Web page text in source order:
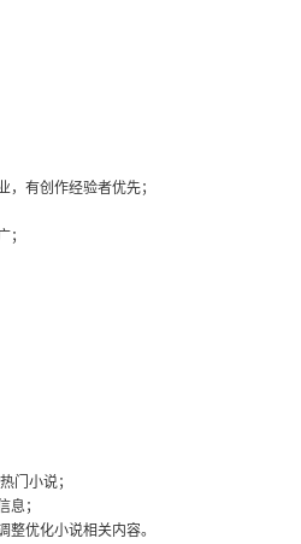
，有创作经验者优先；
；
门小说；
息；
整优化小说相关内容。